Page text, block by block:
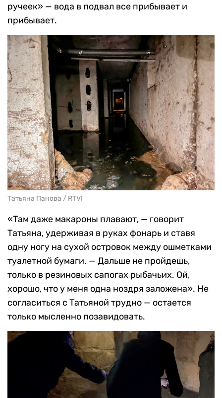
ручеек» — вода в подвал все прибывает и
прибывает.
Татьяна Панова / RTVI
«Там даже макароны плавают, — говорит
Татьяна, удерживая в руках фонарь и ставя
одну ногу на сухой островок между ошметками
туалетной бумаги. — Дальше не пройдешь,
только в резиновых сапогах рыбачьих. Ой,
хорошо, что у меня одна ноздря заложена». Не
согласиться с Татьяной трудно — остается
только мысленно позавидовать.